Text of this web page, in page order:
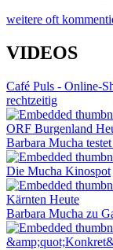
weitere oft
VIDEOS
Café Puls - Online-
rechtzeitig
Barbara Mucha
Die Mucha Kinospot
Barbara Mucha zu